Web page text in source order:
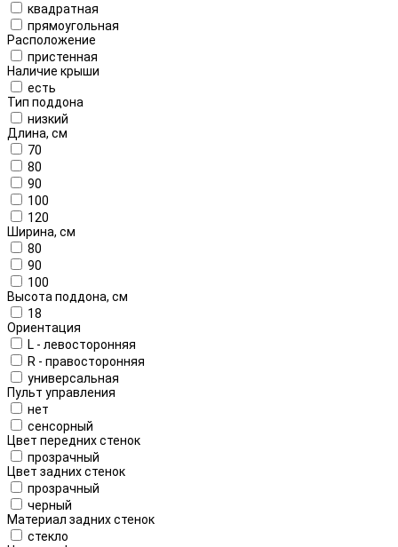
квадратная
прямоугольная
Расположение
пристенная
Наличие крыши
есть
Тип поддона
низкий
Длина, см
70
80
90
100
120
Ширина, см
80
90
100
Высота поддона, см
18
Ориентация
L - левосторонняя
R - правосторонняя
универсальная
Пульт управления
нет
сенсорный
Цвет передних стенок
прозрачный
Цвет задних стенок
прозрачный
черный
Материал задних стенок
стекло